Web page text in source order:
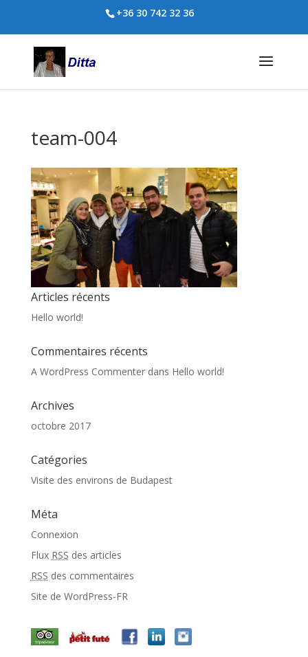
+36 30 742 32 36
team-004
Articles récents
Hello world!
Commentaires récents
A WordPress Commenterdans Hello world!
Archives
octobre 2017
Catégories
Visite des environs de Budapest
Méta
Connexion
Flux RSS des articles
RSS des commentaires
Site de WordPress-FR